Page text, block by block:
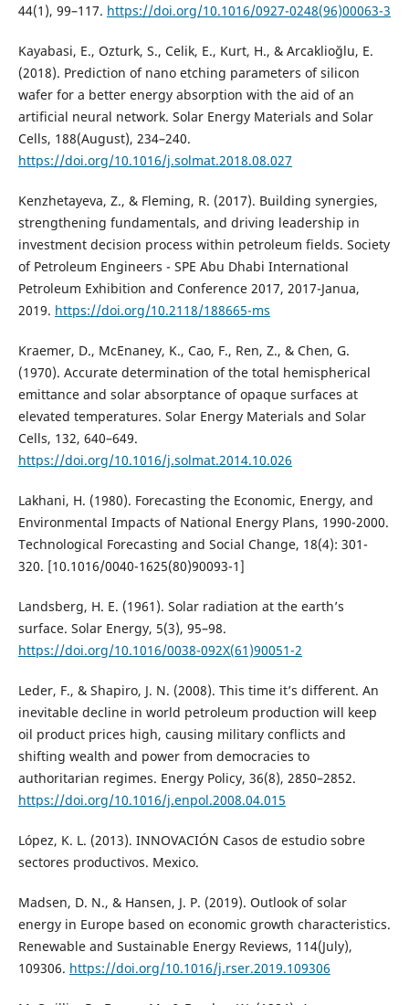
44(1), 99–117. https://doi.org/10.1016/0927-0248(96)00063-3
Kayabasi, E., Ozturk, S., Celik, E., Kurt, H., & Arcaklioğlu, E.
(2018). Prediction of nano etching parameters of silicon
wafer for a better energy absorption with the aid of an
artificial neural network. Solar Energy Materials and Solar
Cells, 188(August), 234–240.
https://doi.org/10.1016/j.solmat.2018.08.027
Kenzhetayeva, Z., & Fleming, R. (2017). Building synergies,
strengthening fundamentals, and driving leadership in
investment decision process within petroleum fields. Society
of Petroleum Engineers - SPE Abu Dhabi International
Petroleum Exhibition and Conference 2017, 2017-Janua,
2019. https://doi.org/10.2118/188665-ms
Kraemer, D., McEnaney, K., Cao, F., Ren, Z., & Chen, G.
(1970). Accurate determination of the total hemispherical
emittance and solar absorptance of opaque surfaces at
elevated temperatures. Solar Energy Materials and Solar
Cells, 132, 640–649.
https://doi.org/10.1016/j.solmat.2014.10.026
Lakhani, H. (1980). Forecasting the Economic, Energy, and
Environmental Impacts of National Energy Plans, 1990-2000.
Technological Forecasting and Social Change, 18(4): 301-
320. [10.1016/0040-1625(80)90093-1]
Landsberg, H. E. (1961). Solar radiation at the earth’s
surface. Solar Energy, 5(3), 95–98.
https://doi.org/10.1016/0038-092X(61)90051-2
Leder, F., & Shapiro, J. N. (2008). This time it’s different. An
inevitable decline in world petroleum production will keep
oil product prices high, causing military conflicts and
shifting wealth and power from democracies to
authoritarian regimes. Energy Policy, 36(8), 2850–2852.
https://doi.org/10.1016/j.enpol.2008.04.015
López, K. L. (2013). INNOVACIÓN Casos de estudio sobre
sectores productivos. Mexico.
Madsen, D. N., & Hansen, J. P. (2019). Outlook of solar
energy in Europe based on economic growth characteristics.
Renewable and Sustainable Energy Reviews, 114(July),
109306. https://doi.org/10.1016/j.rser.2019.109306